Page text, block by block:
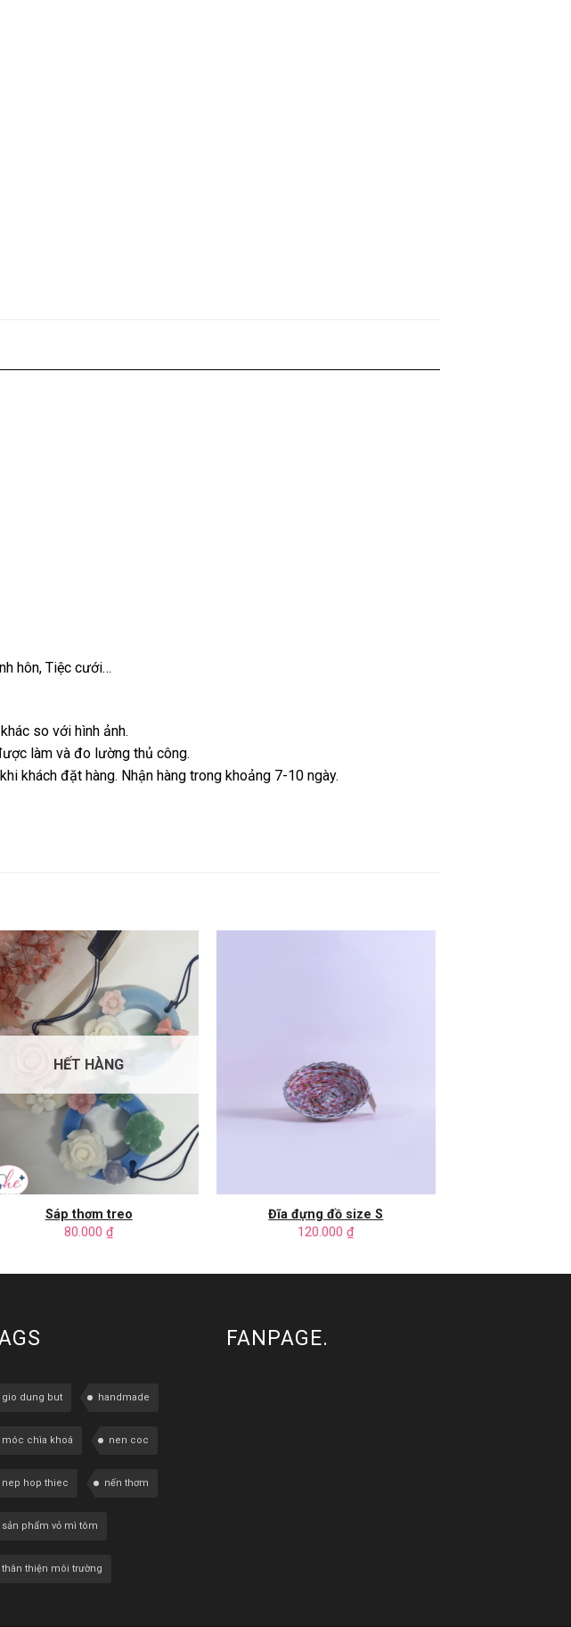
hôn, Tiệc cưới…
so với hình ảnh.
làm và đo lường thủ công.
khách đặt hàng. Nhận hàng trong khoảng 7-10 ngày.
HẾT HÀNG
Sáp thơm treo
80.000₫
Đĩa đựng đồ size S
120.000₫
gio dung but handmade
móc chìa khoá nen coc
nep hop thiec nến thơm
sản phẩm vỏ mì tôm
thân thiện môi trường
FANPAGE.